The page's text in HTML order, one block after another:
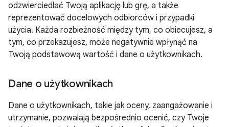
odzwierciedlać Twoją aplikację lub grę, a także
reprezentować docelowych odbiorców i przypadki
użycia. Każda rozbieżność między tym, co obiecujesz, a
tym, co przekazujesz, może negatywnie wpłynąć na
Twoją podstawową wartość i dane o użytkownikach.
Dane o użytkownikach
Dane o użytkownikach, takie jak oceny, zaangażowanie i
utrzymanie, pozwalają bezpośrednio ocenić, czy Twoje